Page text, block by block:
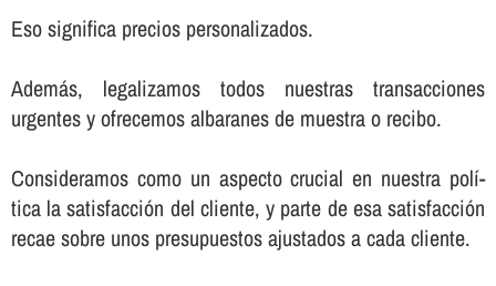
Eso significa precios personalizados.
Además, legalizamos todos nuestras transacciones
urgentes y ofrecemos albaranes de muestra o recibo.
Consideramos como un aspecto crucial en nuestra polí­
tica la satisfacción del cliente, y parte de esa satisfacción
recae sobre unos presupuestos ajustados a cada cliente.